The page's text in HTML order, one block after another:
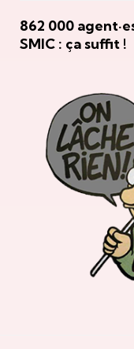
862 000
SMIC : ça suffit !